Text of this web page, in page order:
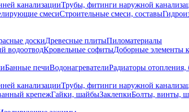
канализацииТрубы, фитинги наружной
смесиСтроительные смеси, составы
доскиДревесные плитыПиломатериалы
водоотводКровельные софитыДоборные элементы
Банные печиВодонагревателиРадиаторы отопления,
канализацииТрубы, фитинги наружной
крепежГайки, шайбыЗаклепкиБолты, винты,